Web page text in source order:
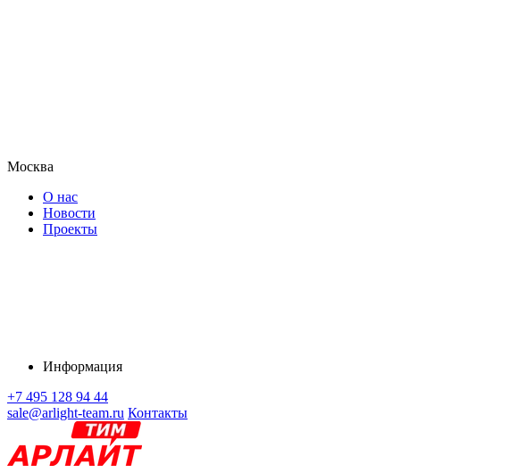
Москва
О нас
Новости
Проекты
Информация
+7 495 128 94 44
sale@arlight-team.ru Контакты